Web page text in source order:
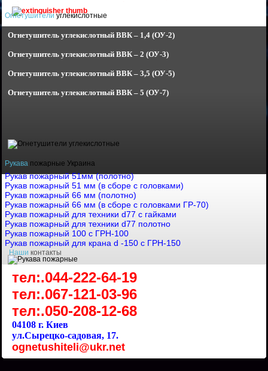
Огнетушителиуглекислотные
Огнетушитель углекислотный ВВК – 1,4 (ОУ-2)
Огнетушитель углекислотный ВВК – 2 (ОУ-3)
Огнетушитель углекислотный ВВК – 3,5 (ОУ-5)
Огнетушитель углекислотный ВВК – 5 (ОУ-7)
Рукава пожарные Украина
Рукав пожарный 51мм (полотно)
Рукав пожарный 51 мм (в сборе с головками)
Рукав пожарный 66 мм (полотно)
Рукав пожарный 66 мм (в сборе с головками ГР-70)
Рукав пожарный для техники d77 с гайками
Рукав пожарный для техники d77 полотно
Рукав пожарный 100 с ГРН-100
Рукав пожарный для крана d -150 с ГРН-150
Наши контакты
тел:.044-222-64-19
тел:.067-121-03-96
тел:.050-208-12-68
04108 г. Киев
ул.Сырецко-садовая, 17.
ognetushiteli@ukr.net